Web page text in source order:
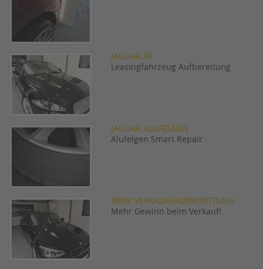
JAGUAR XF
Leasingfahrzeug Aufbereitung
JAGUAR ALUFELGEN
Alufelgen Smart Repair
BMW VERKAUFSAUFBEREITUNG
Mehr Gewinn beim Verkauf!